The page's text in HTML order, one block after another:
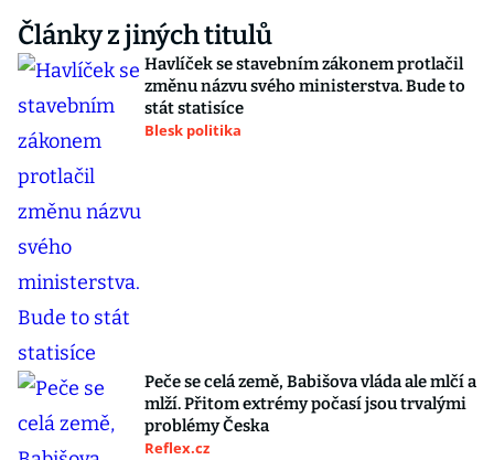
Články z jiných titulů
Havlíček se stavebním zákonem protlačil
změnu názvu svého ministerstva. Bude to
stát statisíce
Blesk politika
Peče se celá země, Babišova vláda ale mlčí a
mlží. Přitom extrémy počasí jsou trvalými
problémy Česka
Reflex.cz